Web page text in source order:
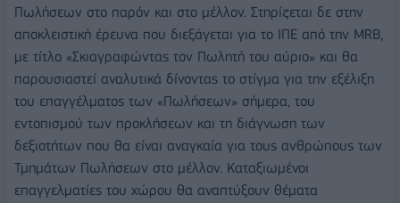
Πωλήσεων στο παρόν και στο μέλλον. Στηρίζεται δε στην
αποκλειστική έρευνα που διεξάγεται για το ΙΠΕ από την MRB,
με τίτλο «Σκιαγραφώντας τον Πωλητή του αύριο» και θα
παρουσιαστεί αναλυτικά δίνοντας το στίγμα για την εξέλιξη
του επαγγέλματος των «Πωλήσεων» σήμερα, του
εντοπισμού των προκλήσεων και τη διάγνωση των
δεξιοτήτων που θα είναι αναγκαία για τους ανθρώπους των
Τμημάτων Πωλήσεων στο μέλλον. Καταξιωμένοι
επαγγελματίες του χώρου θα αναπτύξουν θέματα